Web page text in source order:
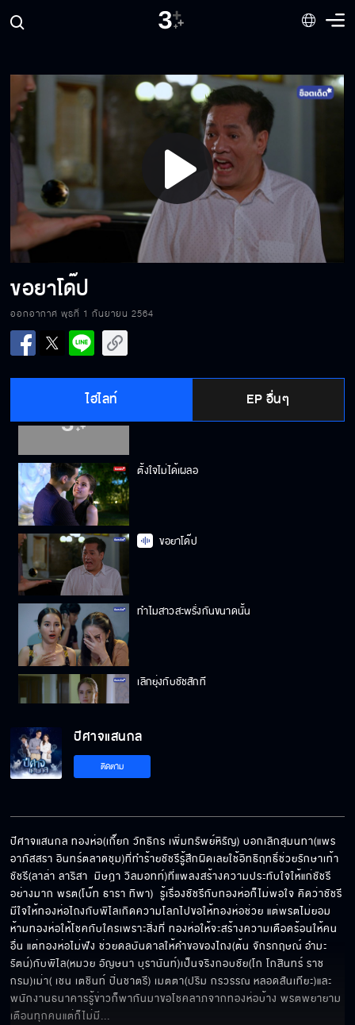
Play
Video
ขอยาโด๊ป
ออกอากาศ พุธที่ 1 กันยายน 2564
ไฮไลท์ EP อื่นๆ
10 บาท จะเอาไปทำอะไรได้
แค่ภาพลวงตา
แผนยั่วผี
ตั้งใจไม่ได้เผลอ
ขอยาโด๊ป
ทำไมสาวสะพรั่งกันขนาดนั้น
เลิกยุ่งกับชัชสักที
ต่อไปนี้ชัชจะเชื่อใจพรต
ในที่สุดคุณจะได้ไปที่ชอบ ๆ ซะที
ชัชชอบพรตที่เป็นแบบไหนกันแน่
ปีศาจแสนกล
ติดตาม
ปีศาจแสนกล ทองห่อ(เกี๊ยก วัทธิกร เพิ่มทรัพย์หิรัญ) บอกเลิกสุมนทา(แพร
อาภัสสรา อินทร์ตลาดชุม)ที่ทำร้ายชัชรีรู้สึกผิดเลยใช้อิทธิฤทธิ์ช่วยรักษาเท้า
ชัชรี(ลาล่า ลาริสา  มิษฎา วิลมอทท์)ที่แพลงสร้างความประทับใจให้แก่ชัชรี
อย่างมาก พรต(โบ๊ท ธารา ทิพา)  รู้เรื่องชัชรีกับทองห่อก็ไม่พอใจ คิดว่าชัชรี
มีใจให้ทองห่อไถงกับพิไลเกิดความโลภไปขอให้ทองห่อช่วย แต่พรตไม่ยอม
ห้ามทองห่อให้โชคกับใครเพราะสิ่งที่ ทองห่อให้จะสร้างความเดือดร้อนให้คน
อื่น แต่ทองห่อไม่ฟัง ช่วยดลบันดาลให้คำขอของไถง(ต้น จักรกฤษณ์ อำมะ
รัตน์)กับพิไล(หมวย อัญษนา บุรานันท์)เป็นจริงกอบชัย(โก โกสินทร์ ราช
กรม)เม่า( เชน เตชินท์ ปิ่นชาตรี) เมตตา(ปริม กรวรรณ หลอดสันเทียะ)และ
พนักงานธนาคารรู้ข่าวก็พากันมาขอโชคลาภจากทองห่อบ้าง พรตพยายาม
เตือนทุกคนแต่ก็ไม่มี...